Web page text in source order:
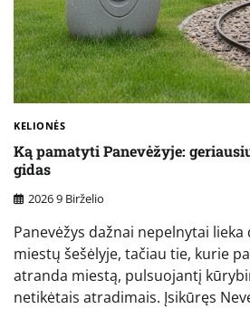
KELIONĖS
Ką pamatyti Panevėžyje:
gidas
2026 9 Birželio
Panevėžys dažnai nepelnytai
miestų šešėlyje, tačiau tie, kurie
atranda miestą, pulsuojantį
netikėtais atradimais. Įsikūręs